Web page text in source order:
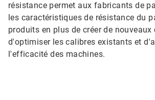
résistance permet aux fabricants de
les caractéristiques de résistance du
produits en plus de créer de nouveaux
d'optimiser les calibres existants et
l'efficacité des machines.